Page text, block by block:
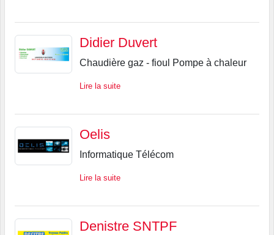
Didier Duvert
Chaudière gaz - fioul Pompe à chaleur
Lire la suite
Oelis
Informatique Télécom
Lire la suite
Denistre SNTPF